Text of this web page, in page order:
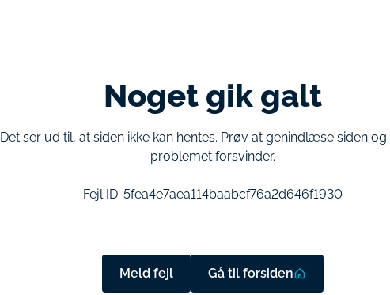
Noget gik galt
Det ser ud til, at siden ikke kan hentes. Prøv at genindlæse siden og
problemet forsvinder.
Fejl ID: 5fea4e7aea114baabcf76a2d646f1930
Meld fejl Gå til forsiden